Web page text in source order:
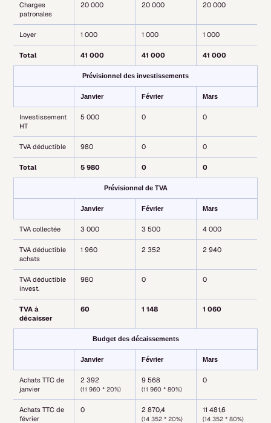
Charges
patronales
20 000 20 000 20 000
Loyer 1 000 1 000 1 000
Total 41 000 41 000 41 000
Prévisionnel des investissements
Janvier Février Mars
Investissement
HT
5 000 0 0
TVA déductible 980 0 0
Total 5 980 0 0
Prévisionnel de TVA
Janvier Février Mars
TVA collectée 3 000 3 500 4 000
TVA déductible
achats
1 960 2 352 2 940
TVA déductible
invest.
980 0 0
TVA à
décaisser
60 1 148 1 060
Budget des décaissements
Janvier Février Mars
Achats TTC de
janvier
2 392
(11 960 * 20%)
9 568
(11 960 * 80%)
0
Achats TTC de
février
0 2 870,4
(14 352 * 20%)
11 481,6
(14 352 * 80%)